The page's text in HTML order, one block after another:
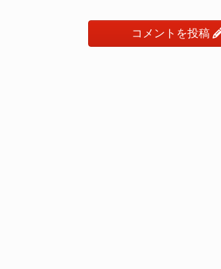
コメントを投稿